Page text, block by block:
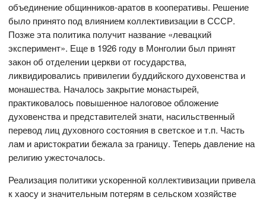
объединение общинников-аратов в кооперативы. Решение
было принято под влиянием коллективизации в СССР.
Позже эта политика получит название «левацкий
эксперимент». Еще в 1926 году в Монголии был принят
закон об отделении церкви от государства,
ликвидировались привилегии буддийского духовенства и
монашества. Началось закрытие монастырей,
практиковалось повышенное налоговое обложение
духовенства и представителей знати, насильственный
перевод лиц духовного состояния в светское и т.п. Часть
лам и аристократии бежала за границу. Теперь давление на
религию ужесточалось.
Реализация политики ускоренной коллективизации привела
к хаосу и значительным потерям в сельском хозяйстве